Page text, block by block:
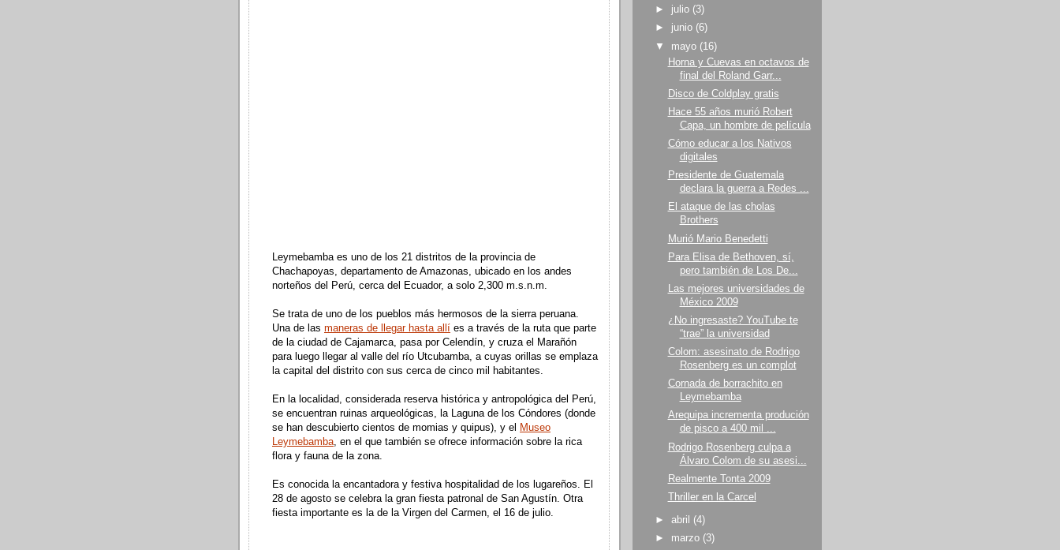
Leymebamba es uno de los 21 distritos de la provincia de
Chachapoyas, departamento de Amazonas, ubicado en los andes
norteños del Perú, cerca del Ecuador, a solo 2,300 m.s.n.m.
Se trata de uno de los pueblos más hermosos de la sierra peruana.
Una de las maneras de llegar hasta allí es a través de la ruta que parte
de la ciudad de Cajamarca, pasa por Celendín, y cruza el Marañón
para luego llegar al valle del río Utcubamba, a cuyas orillas se emplaza
la capital del distrito con sus cerca de cinco mil habitantes.
En la localidad, considerada reserva histórica y antropológica del Perú,
se encuentran ruinas arqueológicas, la Laguna de los Cóndores (donde
se han descubierto cientos de momias y quipus), y el
Museo
Leymebamba, en el que también se ofrece información sobre la rica
flora y fauna de la zona.
Es conocida la encantadora y festiva hospitalidad de los lugareños. El
28 de agosto se celebra la gran fiesta patronal de San Agustín. Otra
fiesta importante es la de la Virgen del Carmen, el 16 de julio.
► julio (3)
► junio (6)
▼ mayo (16)
Horna y Cuevas en octavos de
final del Roland Garr...
Disco de Coldplay gratis
Hace 55 años murió Robert
Capa, un hombre de película
Cómo educar a los Nativos
digitales
Presidente de Guatemala
declara la guerra a Redes ...
El ataque de las cholas
Brothers
Murió Mario Benedetti
Para Elisa de Bethoven, sí,
pero también de Los De...
Las mejores universidades de
México 2009
¿No ingresaste? YouTube te
“trae” la universidad
Colom: asesinato de Rodrigo
Rosenberg es un complot
Cornada de borrachito en
Leymebamba
Arequipa incrementa produción
de pisco a 400 mil ...
Rodrigo Rosenberg culpa a
Álvaro Colom de su asesi...
Realmente Tonta 2009
Thriller en la Carcel
►abril (4)
► marzo (3)